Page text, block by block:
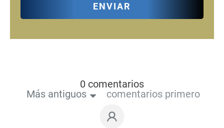
ENVIAR
0 comentarios
Más antiguos
comentarios primero